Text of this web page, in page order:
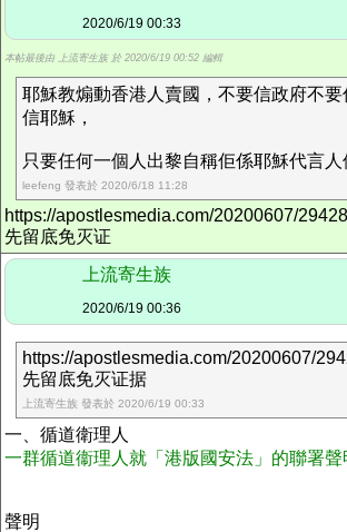
2020/6/19 00:33
本帖最後由 上流寄生族 於 2020/6/19 00:52 編輯
耶穌教煽動香港人賣國，不要信政府不
信耶穌，
只要任何一個人出黎自稱佢係耶穌代言人
leefeng 發表於 2020/6/18 11:28
https://apostlesmedia.com/20200607/29428
先留底免灭证
上流寄生族
2020/6/19 00:36
https://apostlesmedia.com/20200607/
先留底免灭证据
上流寄生族 發表於 2020/6/19 00:33
一、循道衛理人
一群循道衞理人就「港版國安法」的聯署聲
聲明